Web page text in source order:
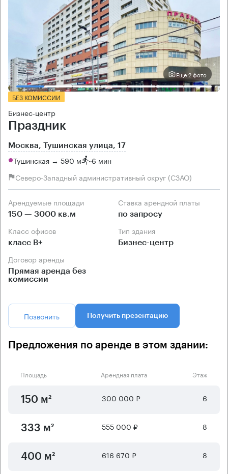
Еще 2 фото
БЕЗ КОМИССИИ
Бизнес-центр
Праздник
Москва, Тушинская улица, 17
Тушинская → 590 м ~6 мин
Северо-Западный административный округ (СЗАО)
Арендуемые площади
150 — 3000 кв.м
Ставка арендной платы
по запросу
Класс офисов
класс B+
Тип здания
Бизнес-центр
Договор аренды
Прямая аренда без
комиссии
Позвонить Получить презентацию
Предложения по аренде в этом здании:
Площадь Арендная плата Этаж
150 м² 300 000 ₽ 6
333 м² 555 000 ₽ 8
400 м² 616 670 ₽ 8